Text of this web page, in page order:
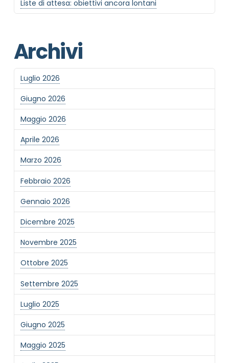
Liste di attesa: obiettivi ancora lontani
Archivi
Luglio 2026
Giugno 2026
Maggio 2026
Aprile 2026
Marzo 2026
Febbraio 2026
Gennaio 2026
Dicembre 2025
Novembre 2025
Ottobre 2025
Settembre 2025
Luglio 2025
Giugno 2025
Maggio 2025
Informativa Privacy*
Ho preso visione dell'informativa privacy
Privacy Policy completa
Newsletter
Desidero rimanere aggiornato sulle ultime
novità dell'Associazione tramite l'iscrizione alla
newsletter